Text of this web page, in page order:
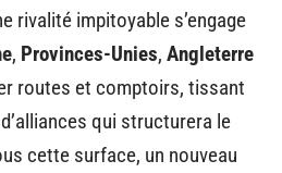
rivalité impitoyable s’engage
, Provinces-Unies, Angleterre
routes et comptoirs, tissant
qui structurera le
cette surface, un nouveau